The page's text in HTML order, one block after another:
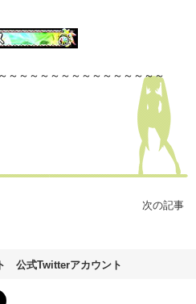
～～～～～～～～～～～～～～～
次の記事
公式Twitterアカウント